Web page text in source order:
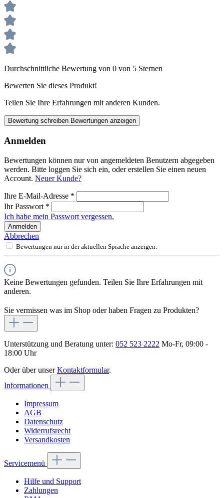
Durchschnittliche Bewertung von 0 von 5 Sternen
Bewerten Sie dieses Produkt!
Teilen Sie Ihre Erfahrungen mit anderen Kunden.
Bewertung schreiben Bewertungen anzeigen
Anmelden
Bewertungen können nur von angemeldeten Benutzern abgegeben
werden. Bitte loggen Sie sich ein, oder erstellen Sie einen neuen
Account. Neuer Kunde?
Ihre E-Mail-Adresse *
Ihr Passwort *
Ich habe mein Passwort vergessen.
Anmelden
Abbrechen
Bewertungen nur in der aktuellen Sprache anzeigen.
Keine Bewertungen gefunden. Teilen Sie Ihre Erfahrungen mit
anderen.
Sie vermissen was im Shop oder haben Fragen zu Produkten?
Unterstützung und Beratung unter: 052 523 2222 Mo-Fr, 09:00 -
18:00 Uhr
Oder über unserKontaktformular.
Informationen
Impressum
AGB
Datenschutz
Widerrufsrecht
Versandkosten
Servicemenü
Hilfe und Support
Zahlungen